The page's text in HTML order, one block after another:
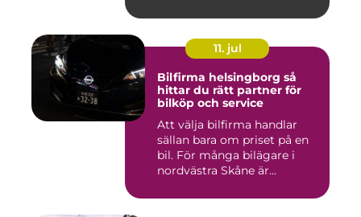
11. jul
Bilfirma helsingborg så
hittar du rätt partner för
bilköp och service
Att välja bilfirma handlar
sällan bara om priset på en
bil. För många bilägare i
nordvästra Skåne är...